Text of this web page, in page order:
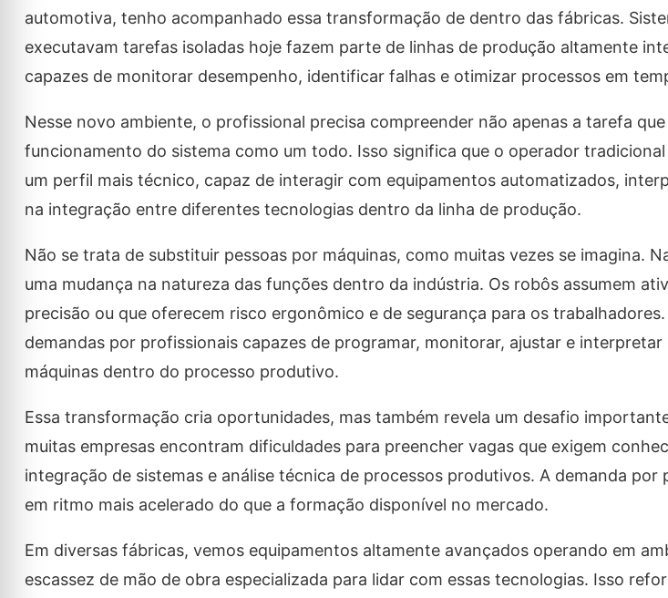
automotiva, tenho acompanhado essa transformação de dentro das fábricas.
executavam tarefas isoladas hoje fazem parte de linhas de produção altamente
capazes de monitorar desempenho, identificar falhas e otimizar processos em
Nesse novo ambiente, o profissional precisa compreender não apenas a tarefa
funcionamento do sistema como um todo. Isso significa que o operador
um perfil mais técnico, capaz de interagir com equipamentos automatizados,
na integração entre diferentes tecnologias dentro da linha de produção.
Não se trata de substituir pessoas por máquinas, como muitas vezes se imagina.
uma mudança na natureza das funções dentro da indústria. Os robôs assumem
precisão ou que oferecem risco ergonômico e de segurança para os
demandas por profissionais capazes de programar, monitorar, ajustar e
máquinas dentro do processo produtivo.
Essa transformação cria oportunidades, mas também revela um desafio
muitas empresas encontram dificuldades para preencher vagas que exigem
integração de sistemas e análise técnica de processos produtivos. A demanda por
em ritmo mais acelerado do que a formação disponível no mercado.
Em diversas fábricas, vemos equipamentos altamente avançados operando em
escassez de mão de obra especializada para lidar com essas tecnologias. Isso